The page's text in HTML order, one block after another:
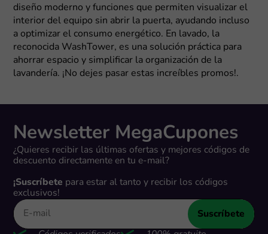
diseño moderno y funciones que permiten visualizar el
interior del equipo sin abrir la puerta, ayudando incluso
a optimizar el consumo energético. En lavado, la
reconocida WashTower, es una solución práctica para
ahorrar espacio y simplificar la organización de la
lavandería. ¡No dejes pasar estas increíbles promos!.
Newsletter MegaCupones
¿Quieres recibir las últimas ofertas y mejores códigos de
descuento directamente en tu e-mail?
¡Suscríbete para estar al tanto y recibir los códigos
exclusivos!
Suscríbete